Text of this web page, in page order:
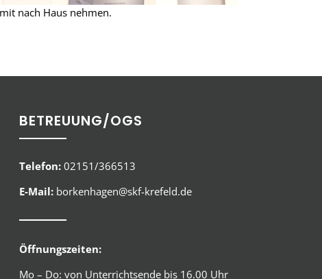
nach Haus nehmen.
BETREUUNG/OGS
Telefon:02151/366513
E-Mail:borkenhagen@skf-krefeld.de
Öffnungszeiten:
Mo – Do: von Unterrichtsende bis 16.00 Uhr